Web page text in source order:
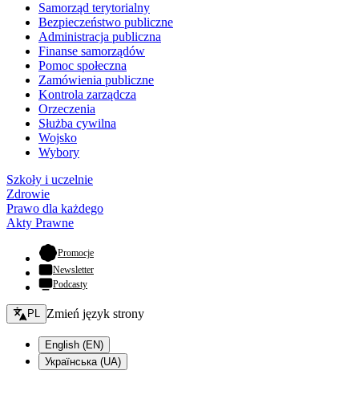
Samorząd terytorialny
Bezpieczeństwo publiczne
Administracja publiczna
Finanse samorządów
Pomoc społeczna
Zamówienia publiczne
Kontrola zarządcza
Orzeczenia
Służba cywilna
Wojsko
Wybory
Szkoły i uczelnie
Zdrowie
Prawo dla każdego
Akty Prawne
Promocje- otwiera się w nowej karcie
Newsletter
Podcasty
Zmień język - bieżący:
PL Zmień język strony
English (EN)
Українська (UA)